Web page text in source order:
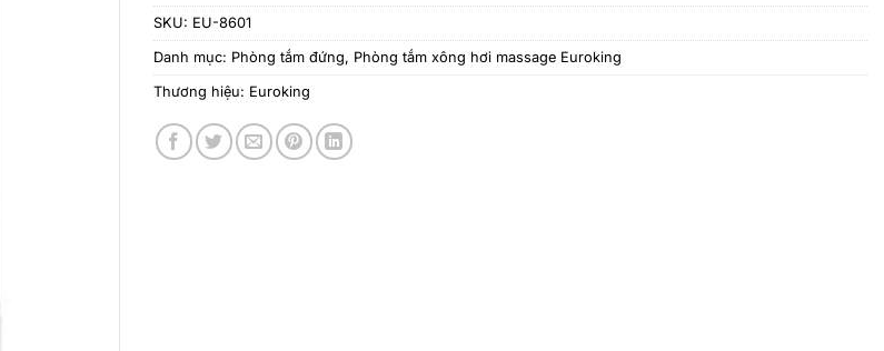
SKU: EU-8601
Danh mục: Phòng tắm đứng, Phòng tắm xông hơi massage Euroking
Thương hiệu: Euroking